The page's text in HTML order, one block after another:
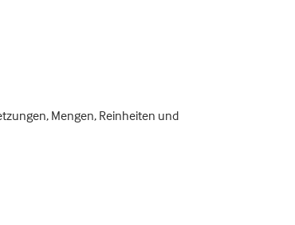
Mengen, Reinheiten und